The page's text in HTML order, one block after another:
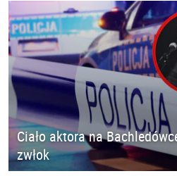
Ciało aktora na
zwłok